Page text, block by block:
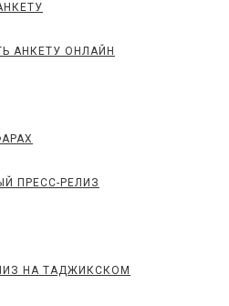
АНКЕТУ ОНЛАЙН
ПРЕСС-РЕЛИЗ
НА ТАДЖИКСКОМ